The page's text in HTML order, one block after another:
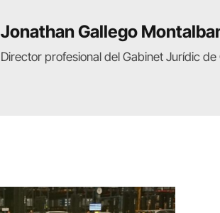
Jonathan Gallego
Director profesional del Gabinet Jurídic